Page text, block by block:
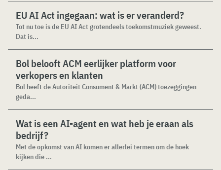
EU AI Act ingegaan: wat is er veranderd?
Tot nu toe is de EU AI Act grotendeels toekomstmuziek geweest.
Dat is...
Bol belooft ACM eerlijker platform voor
verkopers en klanten
Bol heeft de Autoriteit Consument & Markt (ACM) toezeggingen
geda...
Wat is een AI-agent en wat heb je eraan als
bedrijf?
Met de opkomst van AI komen er allerlei termen om de hoek
kijken die ...